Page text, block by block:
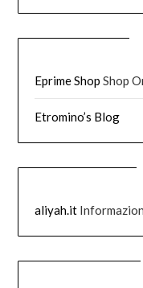
Eprime Shop Shop
Etromino’s Blog
aliyah.it